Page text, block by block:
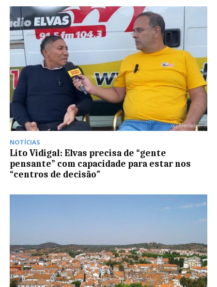
NOTÍCIAS
Lito Vidigal: Elvas precisa de “gente
pensante” com capacidade para estar nos
“centros de decisão”